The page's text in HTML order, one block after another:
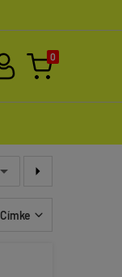
0
Címke 
